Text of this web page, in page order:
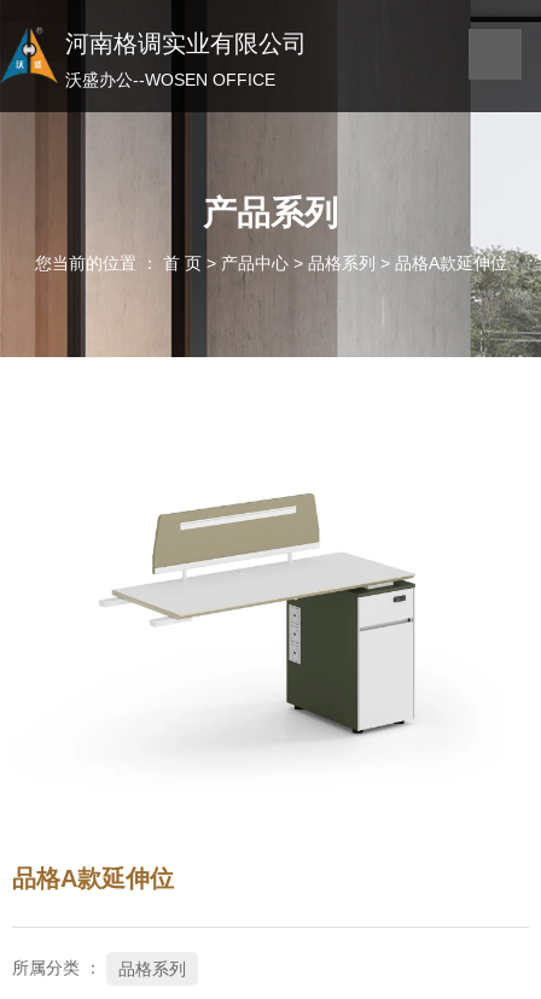
河南格调实业有限公司
沃盛办公——WOSEN OFFICE
河南格调实业有限公司
沃盛办公--WOSEN OFFICE
产品系列
您当前的位置 ： 首 页 > 产品中心 > 品格系列 > 品格A款延伸位
品格A款延伸位
所属分类 ： 品格系列